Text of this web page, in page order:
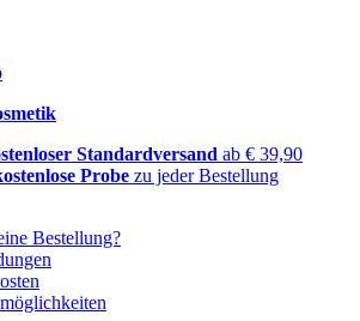
Standardversand ab € 39,90
Probe zu jeder Bestellung
Bestellung?